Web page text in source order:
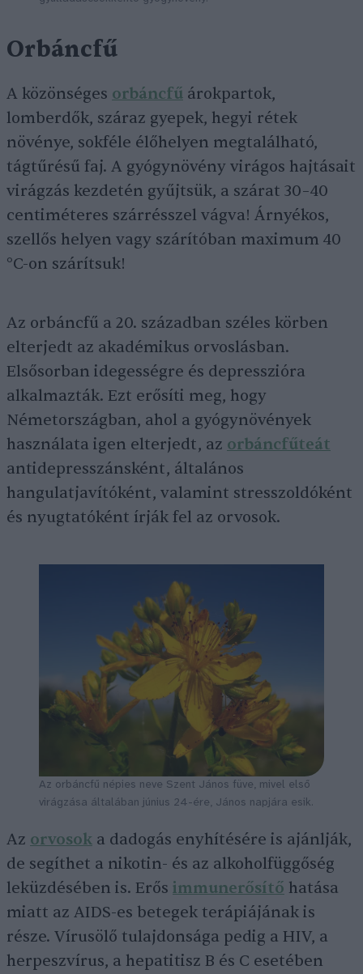
Orbáncfű
A közönséges orbáncfű árokpartok,
lomberdők, száraz gyepek, hegyi rétek
növénye, sokféle élőhelyen megtalálható,
tágtűrésű faj. A gyógynövény virágos hajtásait
virágzás kezdetén gyűjtsük, a szárat 30–40
centiméteres szárrésszel vágva! Árnyékos,
szellős helyen vagy szárítóban maximum 40
°C-on szárítsuk!
Az orbáncfű a 20. században széles körben
elterjedt az akadémikus orvoslásban.
Elsősorban idegességre és depresszióra
alkalmazták. Ezt erősíti meg, hogy
Németországban, ahol a gyógynövények
használata igen elterjedt, az orbáncfűteát
antidepresszánsként, általános
hangulatjavítóként, valamint stresszoldóként
és nyugtatóként írják fel az orvosok.
Az orbáncfű népies neve Szent János füve, mivel első
virágzása általában június 24-ére, János napjára esik.
Az orvosok a dadogás enyhítésére is ajánlják,
de segíthet a nikotin- és az alkoholfüggőség
leküzdésében is. Erős immunerősítő hatása
miatt az AIDS-es betegek terápiájának is
része. Vírusölő tulajdonsága pedig a HIV, a
herpeszvírus, a hepatitisz B és C esetében